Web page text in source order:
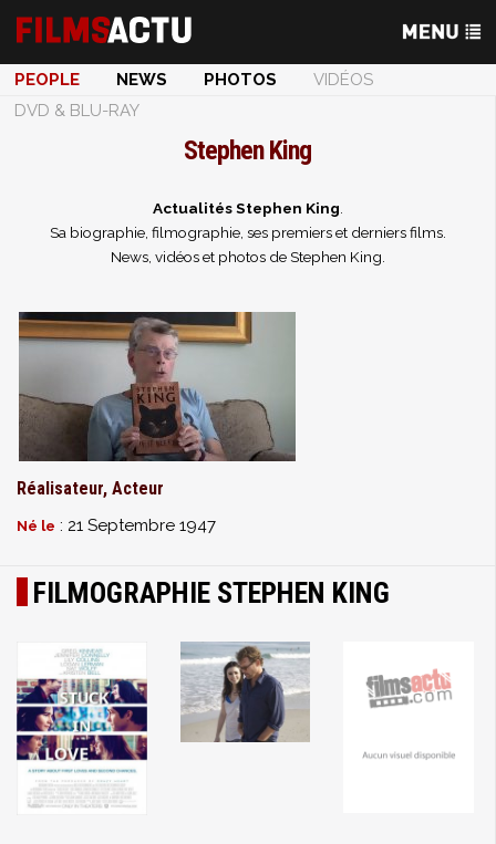
PEOPLE NEWS PHOTOS
VIDÉOS
DVD & BLU-RAY
Stephen King
Actualités Stephen King
Sa biographie, filmographie, ses premiers et derniers films.
News, vidéos et photos de Stephen King.
Réalisateur, Acteur
Né le : 21 Septembre 1947
FILMOGRAPHIE STEPHEN KING